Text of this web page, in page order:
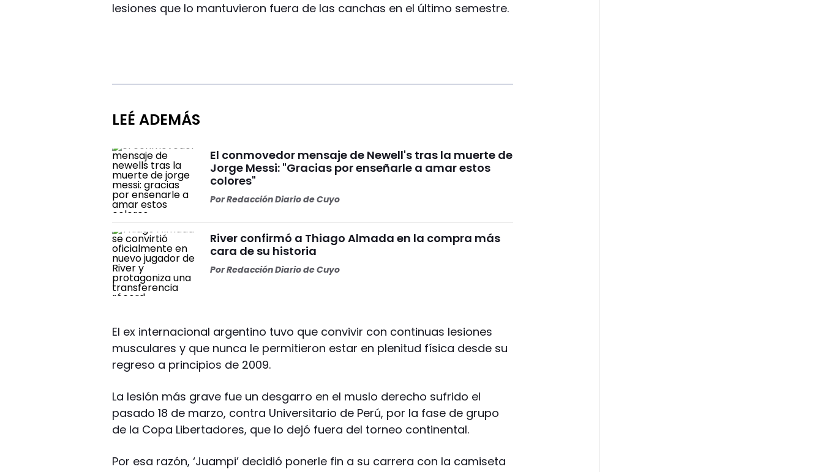
lesiones que lo mantuvieron fuera de las canchas en el último semestre.
LEÉ ADEMÁS
El conmovedor mensaje de Newell's tras la muerte de
Jorge Messi: "Gracias por enseñarle a amar estos
colores"
PorRedacción Diario de Cuyo
River confirmó a Thiago Almada en la compra más
cara de su historia
PorRedacción Diario de Cuyo
El ex internacional argentino tuvo que convivir con continuas lesiones
musculares y que nunca le permitieron estar en plenitud física desde su
regreso a principios de 2009.
La lesión más grave fue un desgarro en el muslo derecho sufrido el
pasado 18 de marzo, contra Universitario de Perú, por la fase de grupo
de la Copa Libertadores, que lo dejó fuera del torneo continental.
Por esa razón, ‘Juampi’ decidió ponerle fin a su carrera con la camiseta